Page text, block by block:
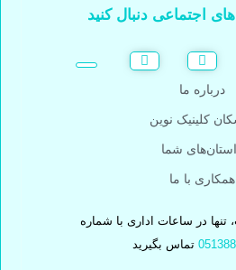
اجتماعی دنبال کنید
درباره ما
کلینیک نوین
شما
همکاری با ما
تنها در ساعات اداری با شماره
تماس بگیرید